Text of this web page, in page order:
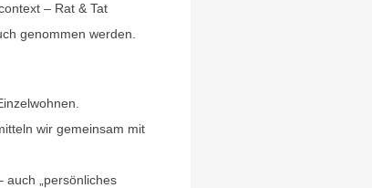
– Rat & Tat
genommen werden.
wir gemeinsam mit
auch „persönliches